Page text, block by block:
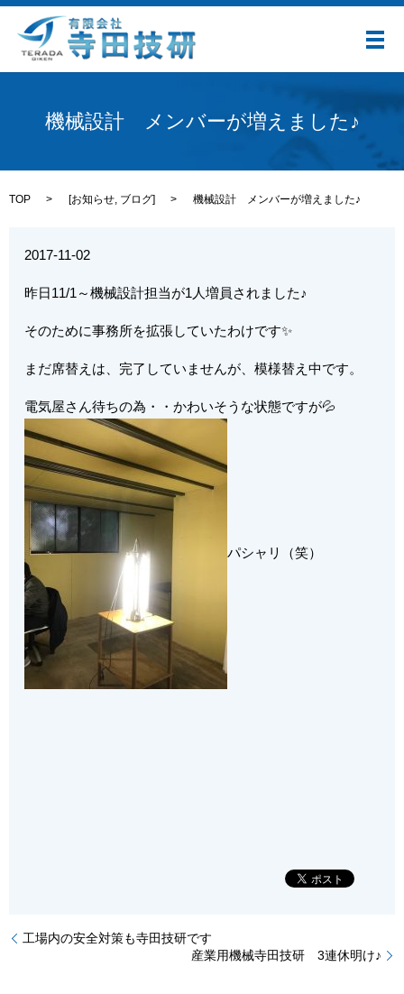
メ
機械設計 メンバーが増えました♪
TOP [お知らせ, ブログ] 機械設計 メンバーが増えました♪
2017-11-02
昨日11/1～機械設計担当が1人増員されました♪
そのために事務所を拡張していたわけです✨
まだ席替えは、完了していませんが、模様替え中です。
電気屋さん待ちの為・・かわいそうな状態ですが💦
パシャリ（笑）
工場内の安全対策も寺田技研です
産業用機械寺田技研 3連休明け♪